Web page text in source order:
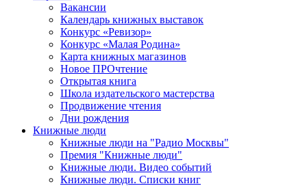
Вакансии
Календарь книжных выставок
Конкурс «Ревизор»
Конкурс «Малая Родина»
Карта книжных магазинов
Новое ПРОчтение
Открытая книга
Школа издательского мастерства
Продвижение чтения
Дни рождения
Книжные люди
Книжные люди на "Радио Москвы"
Премия "Книжные люди"
Книжные люди. Видео событий
Книжные люди. Списки книг